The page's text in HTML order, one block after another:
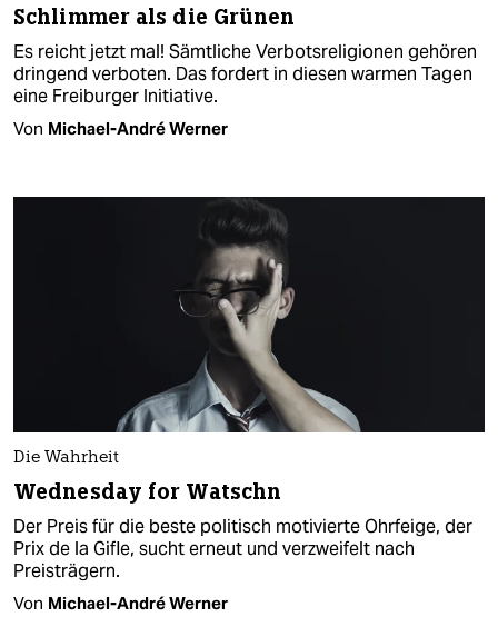
Schlimmer als die Grünen
Es reicht jetzt mal! Sämtliche Verbotsreligionen gehören
dringend verboten. Das fordert in diesen warmen Tagen
eine Freiburger Initiative.
Von Michael-André Werner
Die Wahrheit
Wednesday for Watschn
Der Preis für die beste politisch motivierte Ohrfeige, der
Prix de la Gifle, sucht erneut und verzweifelt nach
Preisträgern.
Von Michael-André Werner